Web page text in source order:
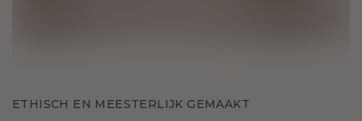
ETHISCH EN MEESTERLIJK GEMAAKT